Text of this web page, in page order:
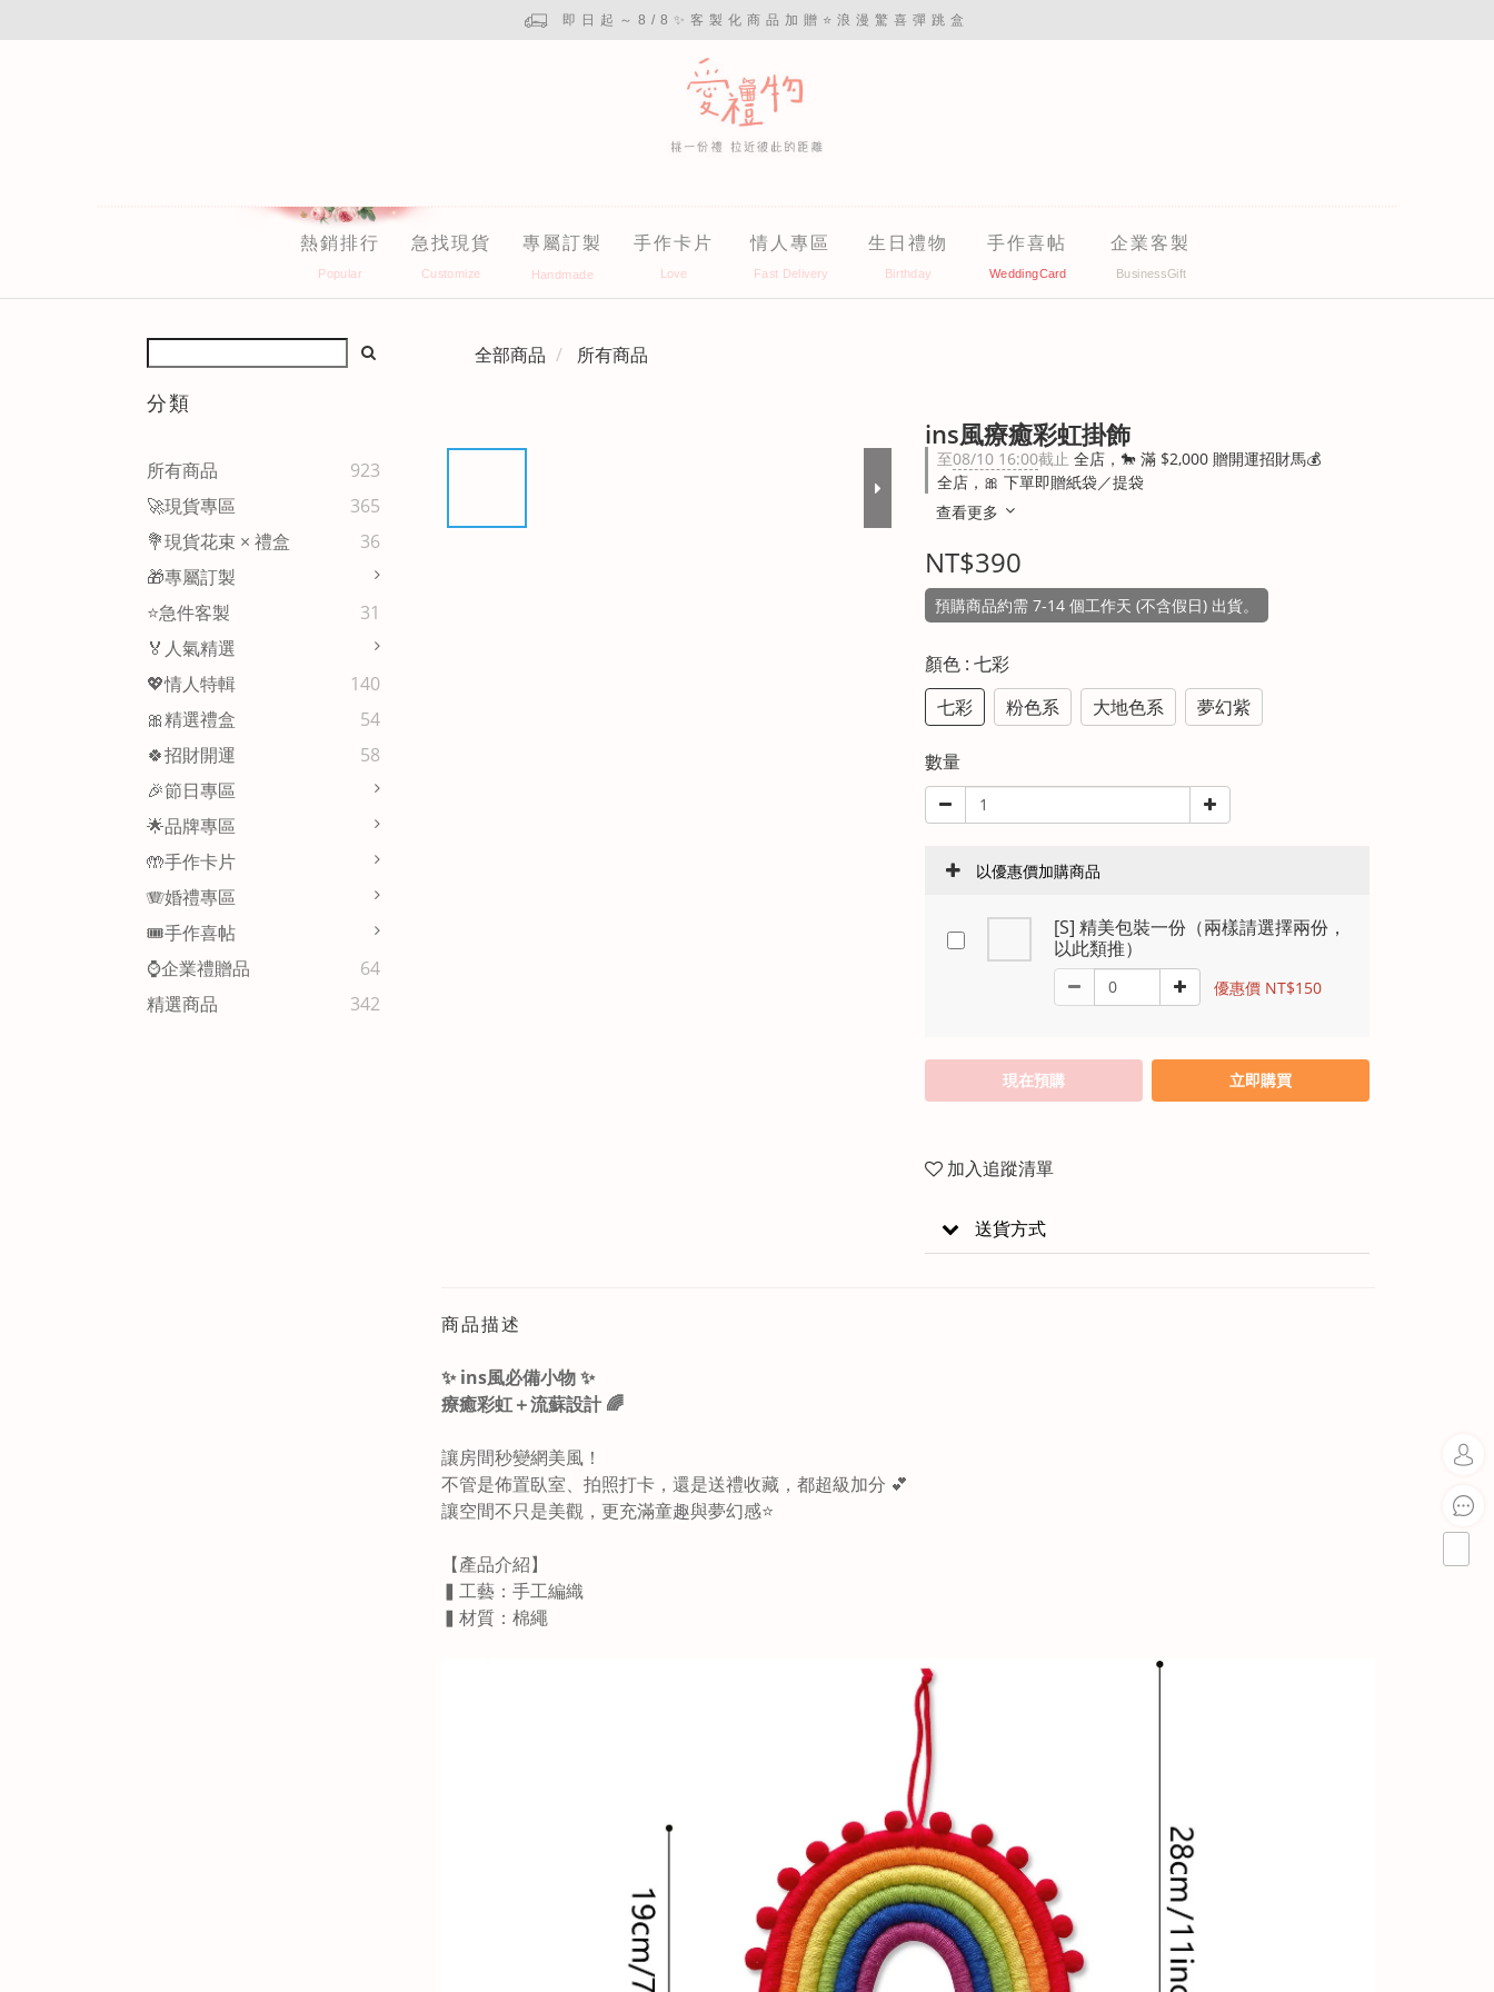
即日起～8/8✨客製化商品加贈⭐浪漫驚喜彈跳盒
熱銷排行 急找現貨 專屬訂製 手作卡片 情人專區 生日禮物 手作喜帖 企業客製
分類
所有商品
923
🚀現貨專區
365
💐現貨花束 × 禮盒
36
🎁專屬訂製
⭐急件客製
31
🏅人氣精選
💖情人特輯
140
🎀精選禮盒
54
🍀招財開運
58
🎉節日專區
🌟品牌專區
🤲手作卡片
🪗婚禮專區
🎟️手作喜帖
⌚企業禮贈品
64
精選商品
342
全部商品 所有商品
ins風療癒彩虹掛飾
至08/10 16:00截止 全店，🐎 滿 $2,000 贈開運招財馬💰
全店，🎀 下單即贈紙袋／提袋
查看更多
NT$390
預購商品約需 7-14 個工作天 (不含假日) 出貨。
顏色 : 七彩
七彩
粉色系 大地色系 夢幻紫
數量
以優惠價加購商品
[S] 精美包裝一份（兩樣請選擇兩份，
以此類推）
優惠價 NT$150
現在預購 立即購買
加入追蹤清單
送貨方式
商品描述
✨ ins風必備小物 ✨
療癒彩虹＋流蘇設計 🌈
讓房間秒變網美風！
不管是佈置臥室、拍照打卡，還是送禮收藏，都超級加分 💕
讓空間不只是美觀，更充滿童趣與夢幻感⭐
【產品介紹】
▍工藝：手工編織
▍材質：棉繩